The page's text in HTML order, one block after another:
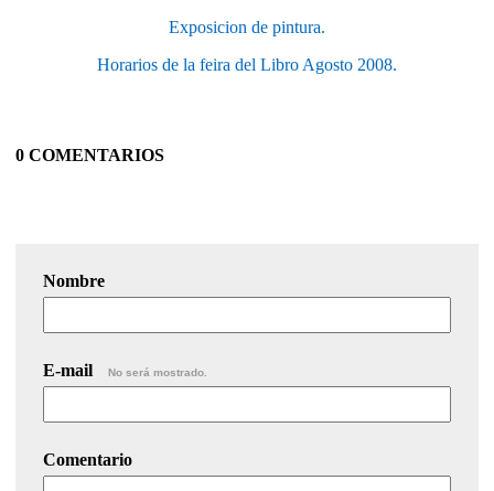
Exposicion de pintura.
Horarios de la feira del Libro Agosto 2008.
0 COMENTARIOS
Nombre
E-mail No será mostrado.
Comentario